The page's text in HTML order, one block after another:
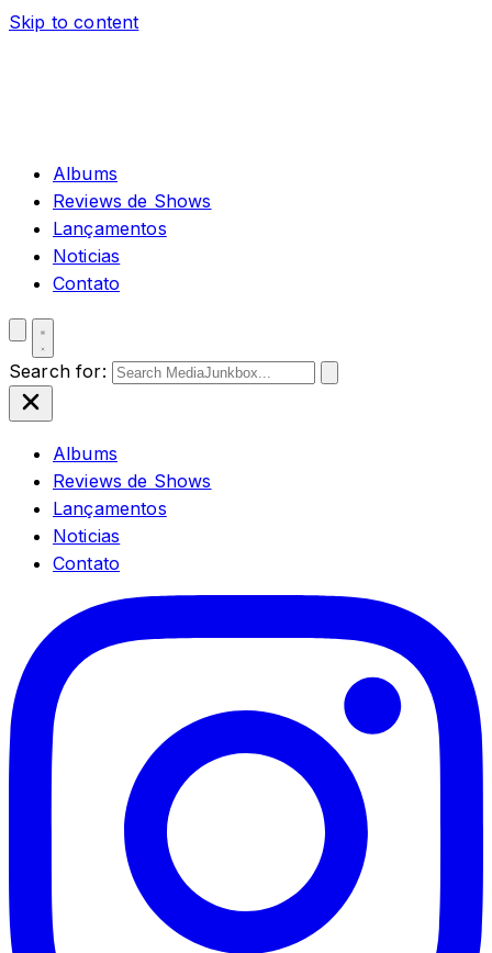
Skip to content
Albums
Reviews de Shows
Lançamentos
Noticias
Contato
Search for:
Albums
Reviews de Shows
Lançamentos
Noticias
Contato